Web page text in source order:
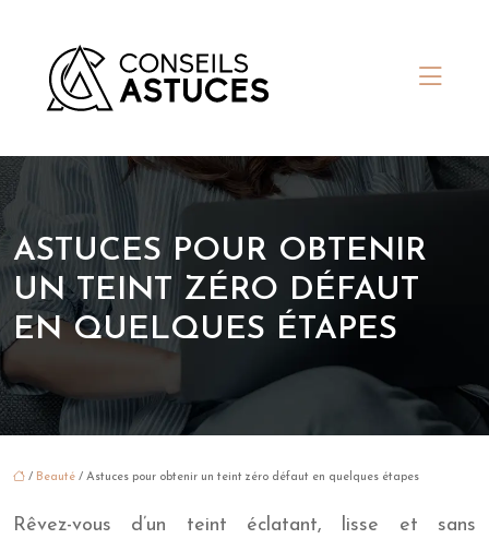
ASTUCES POUR OBTENIR
UN TEINT ZÉRO DÉFAUT
EN QUELQUES ÉTAPES
/ Beauté / Astuces pour obtenir un teint zéro défaut en quelques étapes
Rêvez-vous d’un teint éclatant, lisse et sans